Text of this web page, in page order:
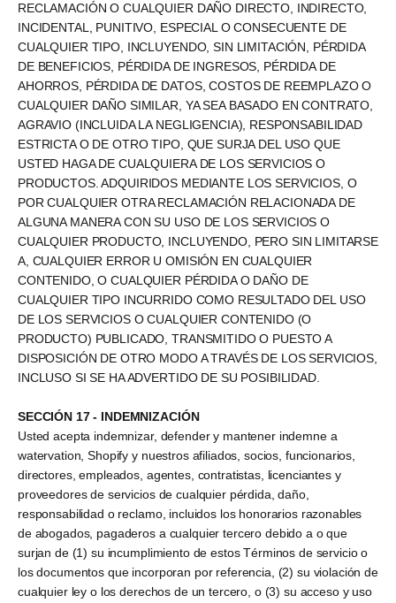
RECLAMACIÓN O CUALQUIER DAÑO DIRECTO, INDIRECTO,
INCIDENTAL, PUNITIVO, ESPECIAL O CONSECUENTE DE
CUALQUIER TIPO, INCLUYENDO, SIN LIMITACIÓN, PÉRDIDA
DE BENEFICIOS, PÉRDIDA DE INGRESOS, PÉRDIDA DE
AHORROS, PÉRDIDA DE DATOS, COSTOS DE REEMPLAZO O
CUALQUIER DAÑO SIMILAR, YA SEA BASADO EN CONTRATO,
AGRAVIO (INCLUIDA LA NEGLIGENCIA), RESPONSABILIDAD
ESTRICTA O DE OTRO TIPO, QUE SURJA DEL USO QUE
USTED HAGA DE CUALQUIERA DE LOS SERVICIOS O
PRODUCTOS. ADQUIRIDOS MEDIANTE LOS SERVICIOS, O
POR CUALQUIER OTRA RECLAMACIÓN RELACIONADA DE
ALGUNA MANERA CON SU USO DE LOS SERVICIOS O
CUALQUIER PRODUCTO, INCLUYENDO, PERO SIN LIMITARSE
A, CUALQUIER ERROR U OMISIÓN EN CUALQUIER
CONTENIDO, O CUALQUIER PÉRDIDA O DAÑO DE
CUALQUIER TIPO INCURRIDO COMO RESULTADO DEL USO
DE LOS SERVICIOS O CUALQUIER CONTENIDO (O
PRODUCTO) PUBLICADO, TRANSMITIDO O PUESTO A
DISPOSICIÓN DE OTRO MODO A TRAVÉS DE LOS SERVICIOS,
INCLUSO SI SE HA ADVERTIDO DE SU POSIBILIDAD.
SECCIÓN 17 - INDEMNIZACIÓN
Usted acepta indemnizar, defender y mantener indemne a
watervation, Shopify y nuestros afiliados, socios, funcionarios,
directores, empleados, agentes, contratistas, licenciantes y
proveedores de servicios de cualquier pérdida, daño,
responsabilidad o reclamo, incluidos los honorarios razonables
de abogados, pagaderos a cualquier tercero debido a o que
surjan de (1) su incumplimiento de estos Términos de servicio o
los documentos que incorporan por referencia, (2) su violación de
cualquier ley o los derechos de un tercero, o (3) su acceso y uso